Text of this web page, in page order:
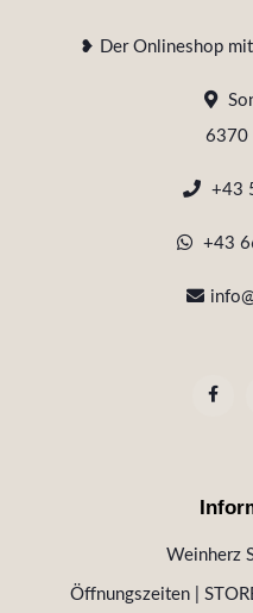
❥ Der Onlineshop
6370
+43
+43
Weinherz
Öffnungszeiten |